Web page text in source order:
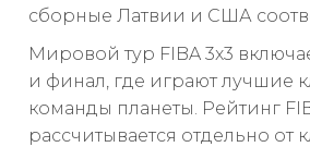
сборные Латвии и США
Мировой тур FIBA 3x3
и финал, где играют лучшие
команды планеты. Рейтинг
рассчитывается отдельно от